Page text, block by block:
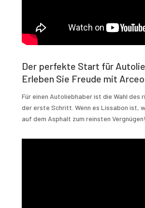
Der perfekte Start für
Erleben Sie Freude mit
Für einen Autoliebhaber ist die Wahl des
der erste Schritt. Wenn es Lissabon ist,
auf dem Asphalt zum reinsten Vergnügen!